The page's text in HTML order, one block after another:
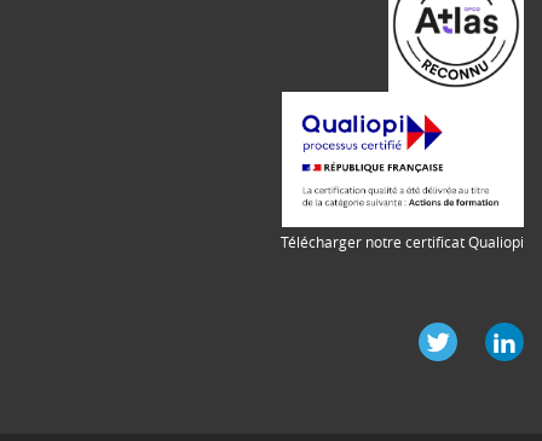
Télécharger notre certificat Qualiopi